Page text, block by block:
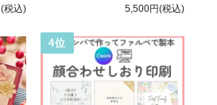
(税込)
5,500円(税込)